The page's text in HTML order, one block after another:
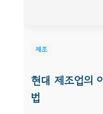
제조
현대 제조업의
법